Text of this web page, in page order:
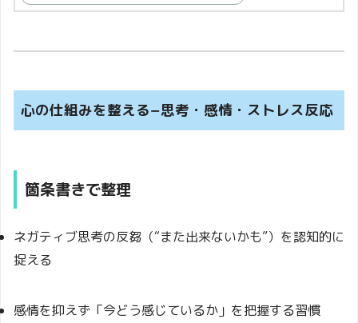
心の仕組みを整える−思考・感情・ストレス反応
箇条書きで整理
ネガティブ思考の反芻（“また出来ないかも”）を認知的に
捉える
感情を抑えず「今どう感じているか」を把握する習慣